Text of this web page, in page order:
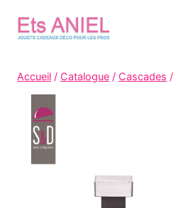
Accueil / Catalogue / Cascades /